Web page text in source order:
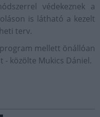
védekeznek a
is látható a kezelt
terv.
mellett önállóan
- közölte Mukics Dániel.